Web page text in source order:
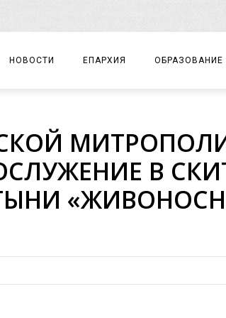
НОВОСТИ ЕПАРХИЯ
ЕПАРХИАЛЬНОЕ УПРАВЛЕНИЕ
ДОКУМЕНТЫ
ЕПАРХИАЛЬНЫЕ ОТДЕЛЫ
БЛАГОЧИНИЯ
ХРАМЫ И МОНАСТЫРИ
ОБРАЗОВАНИЕ
ЦЕНТР
ДЕТСКИЙ ТУРИЗМ
В